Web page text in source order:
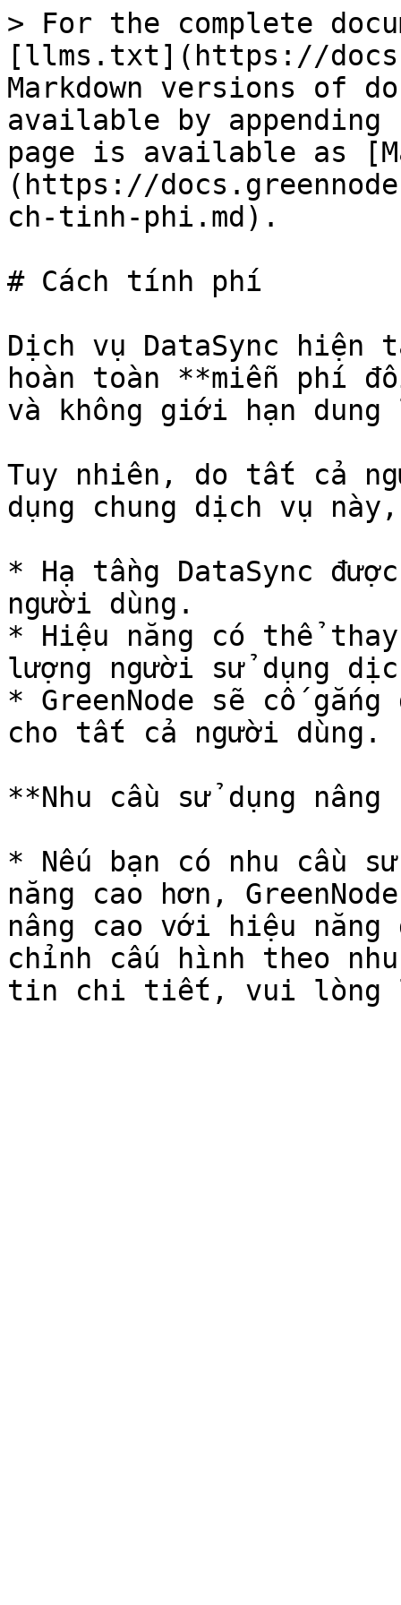
> For the complete
[llms.txt](https://
Markdown versions of
available by
page is available as
(https://
ch-tinh-phi.md).
# Cách tính phí
Dịch vụ DataSync hiện
hoàn toàn **miễn phí
và không giới hạn
Tuy nhiên, do tất cả
dụng chung dịch vụ
* Hạ tầng DataSync
người dùng.
* Hiệu năng có thể
lượng người sử dụng
* GreenNode sẽ cố
cho tất cả người dùng.
**Nhu cầu sử dụng
* Nếu bạn có nhu cầu
năng cao hơn,
nâng cao với hiệu năng
chỉnh cấu hình theo